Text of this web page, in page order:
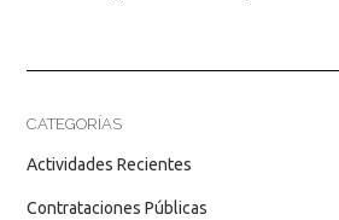
CATEGORÍAS
Actividades Recientes
Contrataciones Públicas